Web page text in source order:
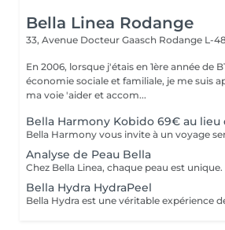
Bella Linea Rodange
33, Avenue Docteur Gaasch Rodange L-
En 2006, lorsque j'étais en 1ère année de
économie sociale et familiale, je me suis
ma voie 'aider et accom...
Bella Harmony Kobido 69€ au lieu
Analyse de Peau Bella
Bella Hydra HydraPeel